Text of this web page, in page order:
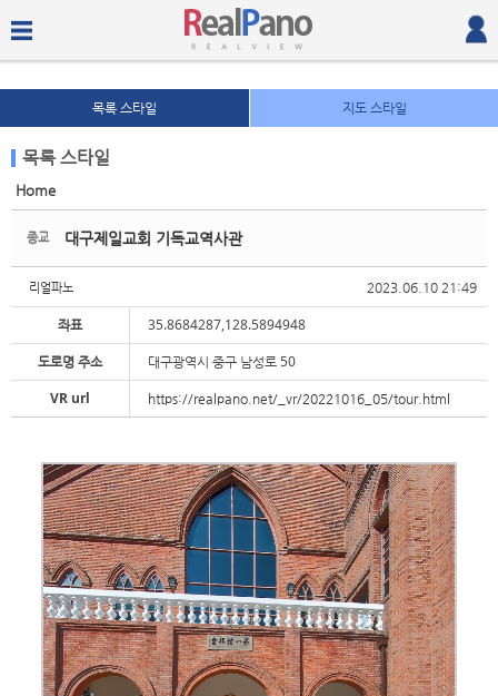
목록 스타일 지도 스타일
목록 스타일
Home
종교
2023.06.10 21:49
대구제일교회 기독교역사관
리얼파노
좌표
35.8684287,128.5894948
도로명 주소
대구광역시 중구 남성로 50
VR url
https://realpano.net/_vr/20221016_05/tour.html
Sketchbook5, 스케치북5
Sketchbook5, 스케치북5
Sketchbook5, 스케치북5
Sketchbook5, 스케치북5